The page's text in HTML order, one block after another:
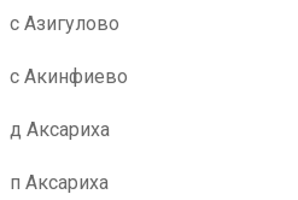
с Азигулово
с Акинфиево
д Аксариха
п Аксариха